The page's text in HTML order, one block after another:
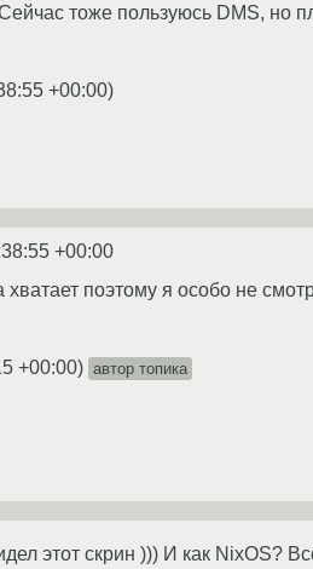
тоже пользуюсь DMS, но
+00:00)
+00:00
поэтому я особо не
+00:00) автор топика
этот скрин ))) И как NixOS?